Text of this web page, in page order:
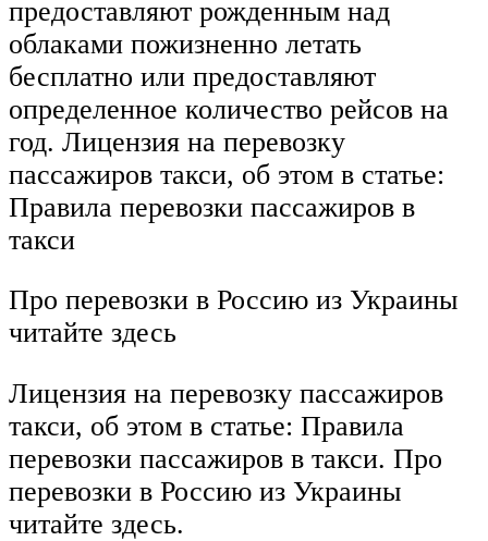
предоставляют рожденным над
облаками пожизненно летать
бесплатно или предоставляют
определенное количество рейсов на
год. Лицензия на перевозку
пассажиров такси, об этом в статье:
Правила перевозки пассажиров в
такси
Про перевозки в Россию из Украины
читайте здесь
Лицензия на перевозку пассажиров
такси, об этом в статье: Правила
перевозки пассажиров в такси. Про
перевозки в Россию из Украины
читайте здесь.